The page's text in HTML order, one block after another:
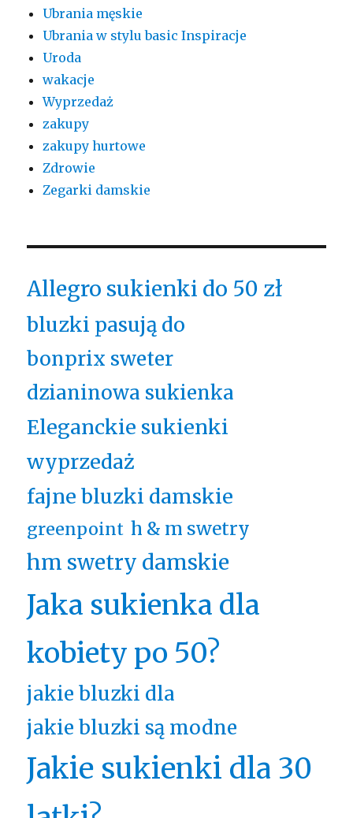
Ubrania męskie
Ubrania w stylu basic Inspiracje
Uroda
wakacje
Wyprzedaż
zakupy
zakupy hurtowe
Zdrowie
Zegarki damskie
Allegro sukienki do 50 zł
bluzki pasują do
bonprix sweter
dzianinowa sukienka
Eleganckie sukienki
wyprzedaż
fajne bluzki damskie
greenpoint h & m swetry
hm swetry damskie
Jaka sukienka dla
kobiety po 50?
jakie bluzki dla
jakie bluzki są modne
Jakie sukienki dla 30